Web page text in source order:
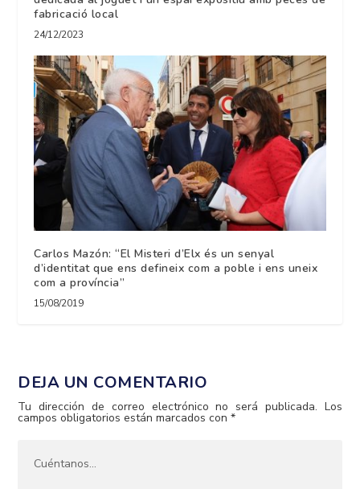
fabricació local
24/12/2023
Carlos Mazón: “El Misteri d’Elx és un senyal
d’identitat que ens defineix com a poble i ens uneix
com a província”
15/08/2019
DEJA UN COMENTARIO
Tu dirección de correo electrónico no será publicada. Los
campos obligatorios están marcados con*